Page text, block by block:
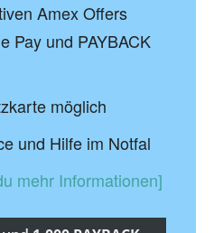
Amex Offers
Pay und PAYBACK
möglich
und Hilfe im Notfal
mehr Informationen]